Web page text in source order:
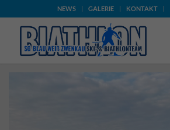
NEWS GALERIE KONTAKT